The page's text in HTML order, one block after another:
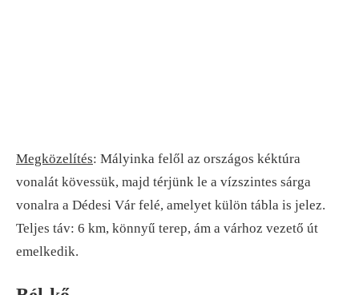
Megközelítés: Mályinka felől az országos kéktúra
vonalát kövessük, majd térjünk le a vízszintes sárga
vonalra a Dédesi Vár felé, amelyet külön tábla is jelez.
Teljes táv: 6 km, könnyű terep, ám a várhoz vezető út
emelkedik.